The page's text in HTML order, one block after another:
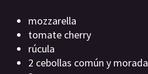
mozzarella
tomate cherry
rúcula
2 cebollas común y morada